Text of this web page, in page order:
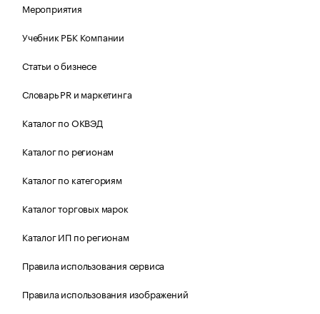
Мероприятия
Учебник РБК Компании
Статьи о бизнесе
Словарь PR и маркетинга
Каталог по ОКВЭД
Каталог по регионам
Каталог по категориям
Каталог торговых марок
Каталог ИП по регионам
Правила использования сервиса
Правила использования изображений